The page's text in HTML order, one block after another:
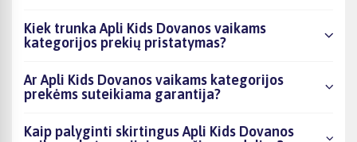
Kiek trunka Apli Kids Dovanos vaikams
kategorijos prekių pristatymas?
Ar Apli Kids Dovanos vaikams kategorijos
prekėms suteikiama garantija?
Kaip palyginti skirtingus Apli Kids Dovanos